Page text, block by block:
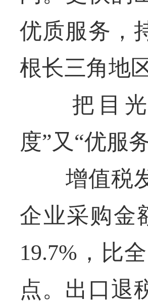
优质服务，
根长三角地区
把目光
度”又“优
增值税发
企业采购金
19.7%，比
点。出口退